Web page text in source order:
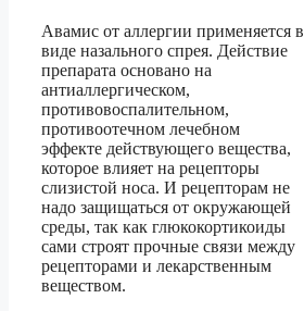
Авамис от аллергии применяется в
виде назального спрея. Действие
препарата основано на
антиаллергическом,
противовоспалительном,
противоотечном лечебном
эффекте действующего вещества,
которое влияет на рецепторы
слизистой носа. И рецепторам не
надо защищаться от окружающей
среды, так как глюкокортикоиды
сами строят прочные связи между
рецепторами и лекарственным
веществом.